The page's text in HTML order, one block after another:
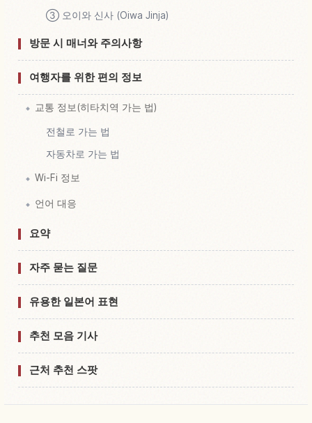
③ 오이와 신사 (Oiwa Jinja)
방문 시 매너와 주의사항
여행자를 위한 편의 정보
교통 정보(히타치역 가는 법)
전철로 가는 법
자동차로 가는 법
Wi-Fi 정보
언어 대응
요약
자주 묻는 질문
유용한 일본어 표현
추천 모음 기사
근처 추천 스팟